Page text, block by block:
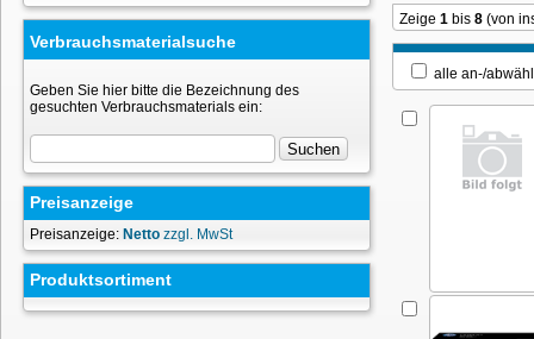
Verbrauchsmaterialsuche
Geben Sie hier bitte die Bezeichnung des
gesuchten Verbrauchsmaterials ein:
Preisanzeige
Preisanzeige: Netto zzgl. MwSt
Produktsortiment
Zeige 1 bis 8 (von
alle an-/